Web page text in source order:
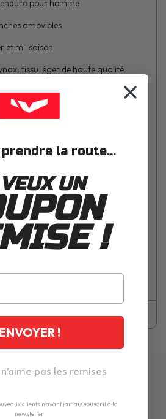
pour homme
amovibles
et mi-saison
tissu léger de haute qualité
au niveau des épaules
la veste pour ranger les manches
par sublimation
Kenny Track assortis disponibles sur
la route...
UN
!
ENVOYER !
pas les remises
clients n'ayant jamais souscrit à la
newsletter